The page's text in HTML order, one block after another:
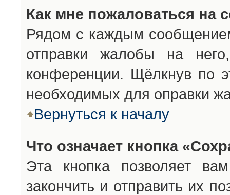
Как мне пожаловаться на
Рядом с каждым
отправки жалобы на
конференции. Щёлкнув по
необходимых для оправки
Вернуться к началу
Что означает кнопка
Эта кнопка позволяет
закончить и отправить их